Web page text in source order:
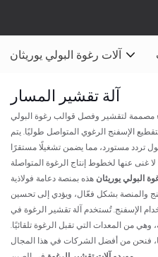
آلات رغوة البولي يوريثان
آلة تقشير المسار
مصممة لتقشير وفصل قوالب رغوة البولي
الإسفنج الرغوي المتواصل طوليًا. يتم
تردد مستورد، مما يضمن تشغيلًا مستقرًا
البولي يوريثان هذه بمنصة دعامة فولاذية
والمنصة بشكل فعّال، ويؤدي إلى تحسين
الإسفنج. تُستخدم آلة تقشير الرغوة في
وهي من المعدات التي تقبل الرغوة تلقائيًا.